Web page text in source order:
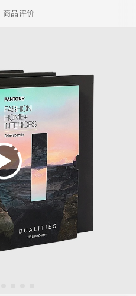
商品评价